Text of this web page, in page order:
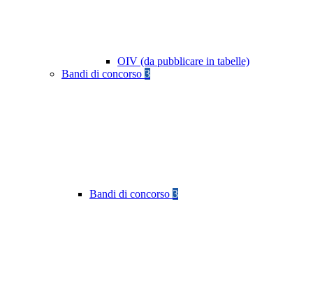
OIV (da pubblicare in tabelle)
Bandi di concorso 3
Bandi di concorso 3